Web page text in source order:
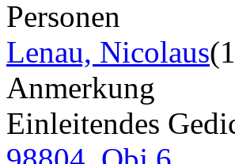
Personen
Lenau, Nicolaus
Anmerkung
Einleitendes